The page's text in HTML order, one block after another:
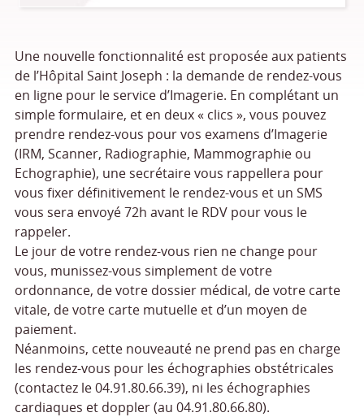
Une nouvelle fonctionnalité est proposée aux patients
de l’Hôpital Saint Joseph : la demande de rendez-vous
en ligne pour le service d’Imagerie. En complétant un
simple formulaire, et en deux « clics », vous pouvez
prendre rendez-vous pour vos examens d’Imagerie
(IRM, Scanner, Radiographie, Mammographie ou
Echographie), une secrétaire vous rappellera pour
vous fixer définitivement le rendez-vous et un SMS
vous sera envoyé 72h avant le RDV pour vous le
rappeler.
Le jour de votre rendez-vous rien ne change pour
vous, munissez-vous simplement de votre
ordonnance, de votre dossier médical, de votre carte
vitale, de votre carte mutuelle et d’un moyen de
paiement.
Néanmoins, cette nouveauté ne prend pas en charge
les rendez-vous pour les échographies obstétricales
(contactez le 04.91.80.66.39), ni les échographies
cardiaques et doppler (au 04.91.80.66.80).